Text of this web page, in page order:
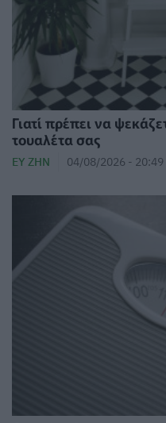
Γιατί πρέπει να
τουαλέτα σας
ΕΥ ΖΗΝ 04/08/2026 - 20:49